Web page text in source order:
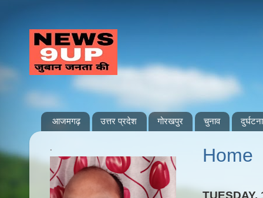
आजमगढ़ उत्तर प्रदेश गोरखपुर चुनाव दुर्घटना
Home
TUESDAY,
.